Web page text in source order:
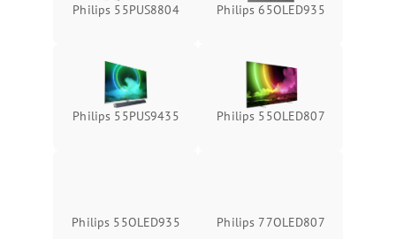
Philips 55PUS8804 Philips 65OLED935
Philips 55PUS9435 Philips 55OLED807
Philips 55OLED935 Philips 77OLED807